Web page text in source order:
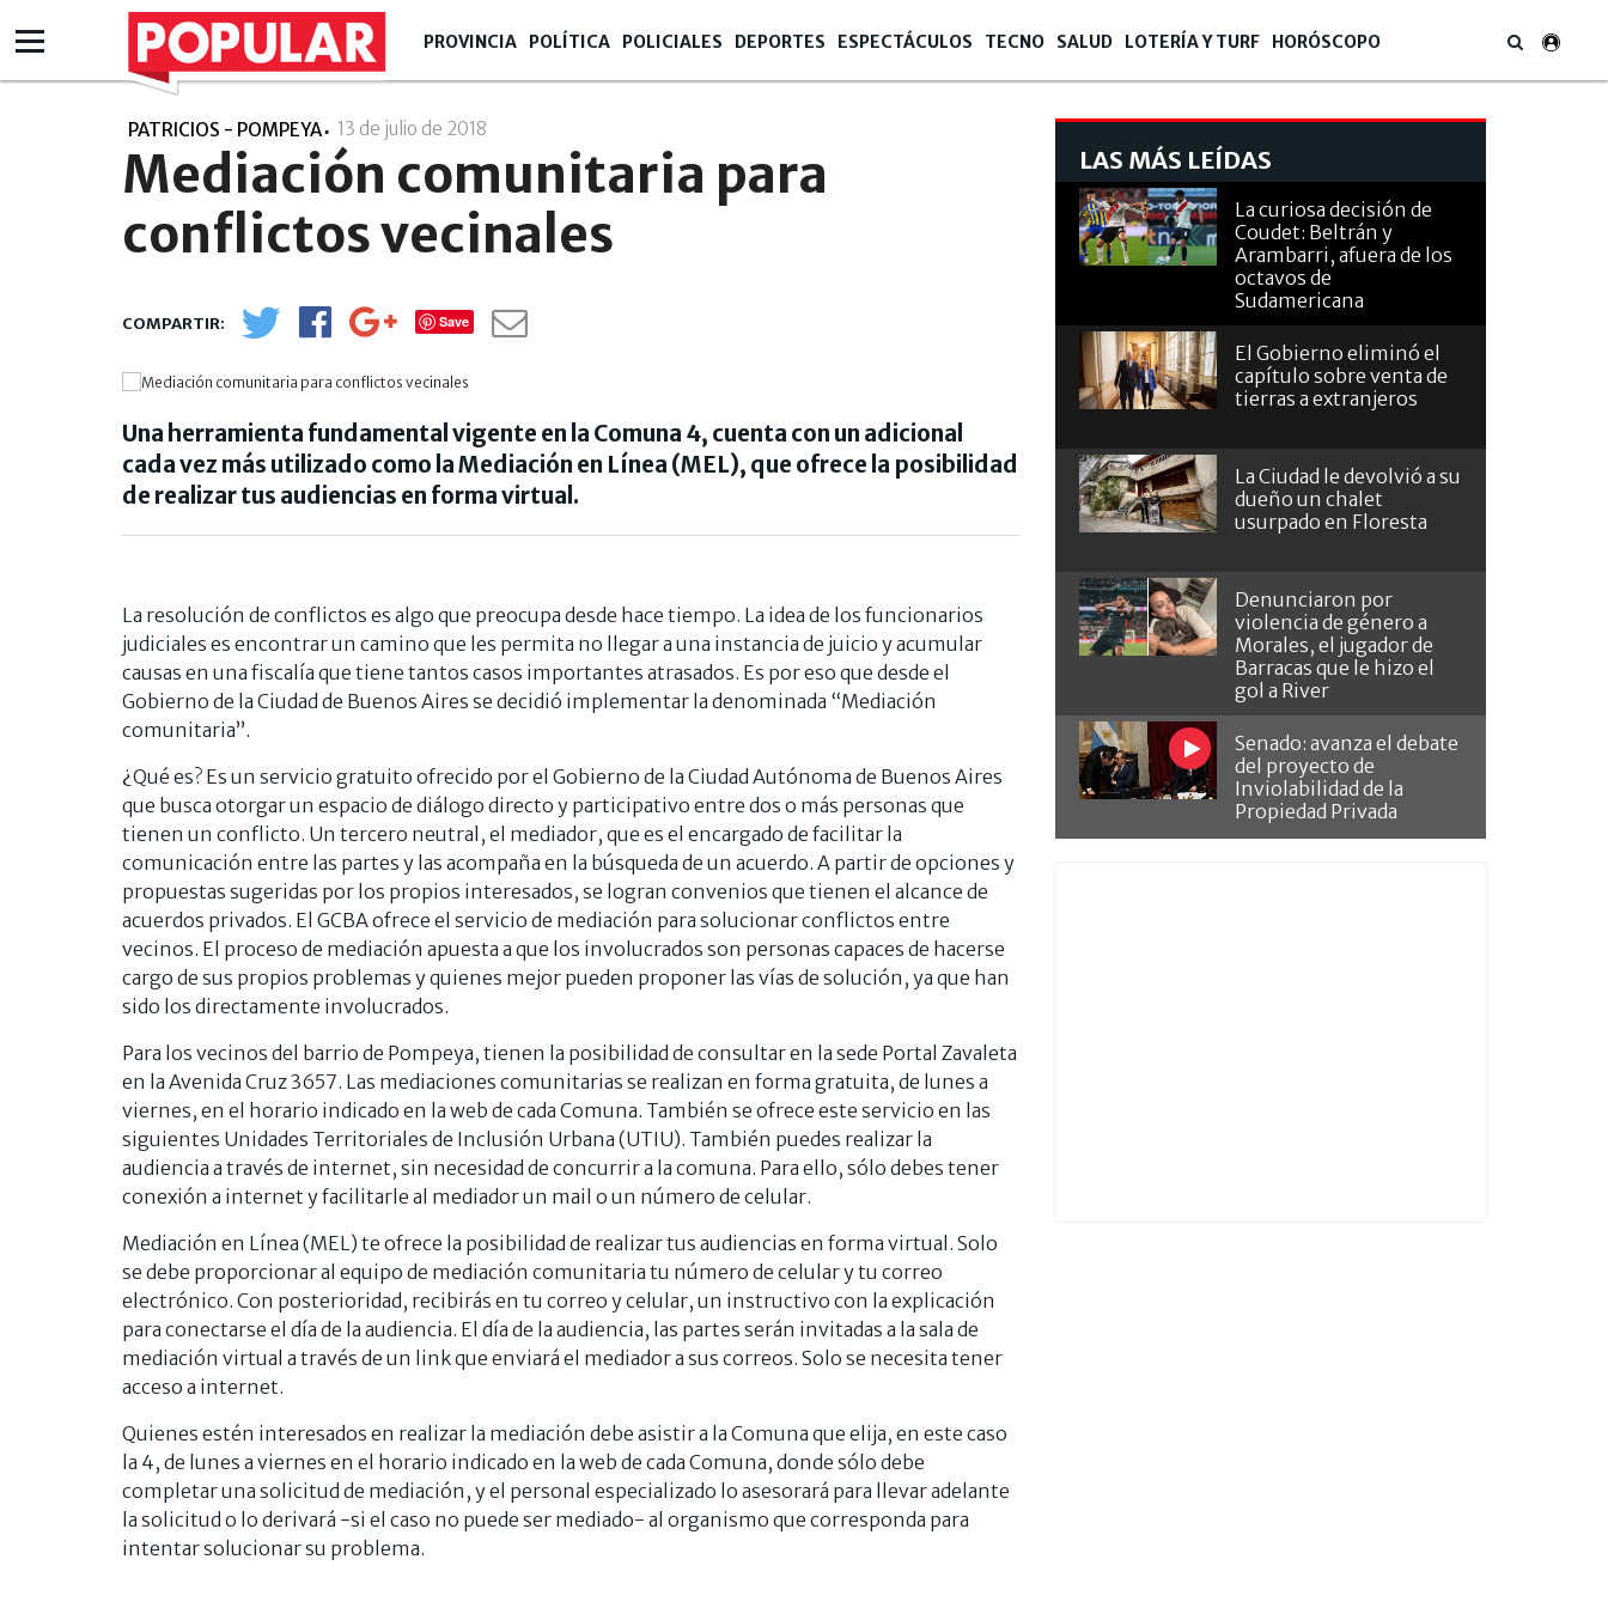
PROVINCIA POLÍTICA POLICIALES DEPORTES ESPECTÁCULOS TECNO SALUD LOTERÍA Y TURF HORÓSCOPO
PATRICIOS - POMPEYA 13 de julio de 2018
Mediación comunitaria para
conflictos vecinales
Save
Una herramienta fundamental vigente en la Comuna 4, cuenta con un adicional
cada vez más utilizado como la Mediación en Línea (MEL), que ofrece la posibilidad
de realizar tus audiencias en forma virtual.
La resolución de conflictos es algo que preocupa desde hace tiempo. La idea de los funcionarios
judiciales es encontrar un camino que les permita no llegar a una instancia de juicio y acumular
causas en una fiscalía que tiene tantos casos importantes atrasados. Es por eso que desde el
Gobierno de la Ciudad de Buenos Aires se decidió implementar la denominada “Mediación
comunitaria”.
¿Qué es? Es un servicio gratuito ofrecido por el Gobierno de la Ciudad Autónoma de Buenos Aires
que busca otorgar un espacio de diálogo directo y participativo entre dos o más personas que
tienen un conflicto. Un tercero neutral, el mediador, que es el encargado de facilitar la
comunicación entre las partes y las acompaña en la búsqueda de un acuerdo. A partir de opciones y
propuestas sugeridas por los propios interesados, se logran convenios que tienen el alcance de
acuerdos privados. El GCBA ofrece el servicio de mediación para solucionar conflictos entre
vecinos. El proceso de mediación apuesta a que los involucrados son personas capaces de hacerse
cargo de sus propios problemas y quienes mejor pueden proponer las vías de solución, ya que han
sido los directamente involucrados.
Para los vecinos del barrio de Pompeya, tienen la posibilidad de consultar en la sede Portal Zavaleta
en la Avenida Cruz 3657. Las mediaciones comunitarias se realizan en forma gratuita, de lunes a
viernes, en el horario indicado en la web de cada Comuna. También se ofrece este servicio en las
siguientes Unidades Territoriales de Inclusión Urbana (UTIU). También puedes realizar la
audiencia a través de internet, sin necesidad de concurrir a la comuna. Para ello, sólo debes tener
conexión a internet y facilitarle al mediador un mail o un número de celular.
Mediación en Línea (MEL) te ofrece la posibilidad de realizar tus audiencias en forma virtual. Solo
se debe proporcionar al equipo de mediación comunitaria tu número de celular y tu correo
electrónico. Con posterioridad, recibirás en tu correo y celular, un instructivo con la explicación
para conectarse el día de la audiencia. El día de la audiencia, las partes serán invitadas a la sala de
mediación virtual a través de un link que enviará el mediador a sus correos. Solo se necesita tener
acceso a internet.
Quienes estén interesados en realizar la mediación debe asistir a la Comuna que elija, en este caso
la 4, de lunes a viernes en el horario indicado en la web de cada Comuna, donde sólo debe
completar una solicitud de mediación, y el personal especializado lo asesorará para llevar adelante
la solicitud o lo derivará -si el caso no puede ser mediado- al organismo que corresponda para
intentar solucionar su problema.
LAS MÁS LEÍDAS
La curiosa decisión de
Coudet: Beltrán y
Arambarri, afuera de los
octavos de
Sudamericana
El Gobierno eliminó el
capítulo sobre venta de
tierras a extranjeros
La Ciudad le devolvió a su
dueño un chalet
usurpado en Floresta
Denunciaron por
violencia de género a
Morales, el jugador de
Barracas que le hizo el
gol a River
Senado: avanza el debate
del proyecto de
Inviolabilidad de la
Propiedad Privada